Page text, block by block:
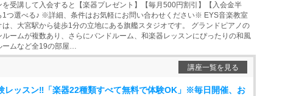
を受講して入会すると【楽器プレゼント】【毎月500円割引】【入会金半
1つ選べる♪ ※詳細、条件はお気軽にお問い合わせください※ EYS音楽教室
は、大宮駅から徒歩1分の立地にある旗艦スタジオです。 グランドピアノの
ルームが複数あり、さらにバンドルーム、和楽器レッスンにぴったりの和風
ームなど全19の部屋…
講座一覧を見る
レッスン‼「楽器22種類すべて無料で体験OK」※毎日開催、お